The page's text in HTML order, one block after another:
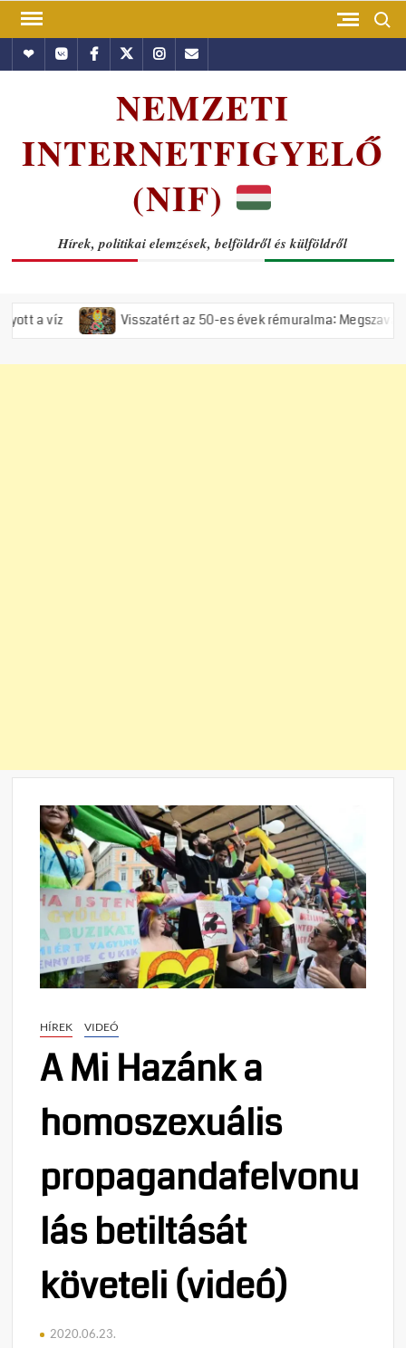
Skip
contentHundubVkontakte
Facebook
TwitterInstagram
Email
NEMZETI
INTERNETFIGYELŐ
(NIF)
Hírek, politikai elemzések, belföldről és külföldről
Visszatért az 50-es évek rémuralma: Megszavazta az
HÍREK VIDEÓ
A Mi Hazánk a
homoszexuális
propagandafelvonu
lás betiltását
követeli (videó)
2020.06.23.